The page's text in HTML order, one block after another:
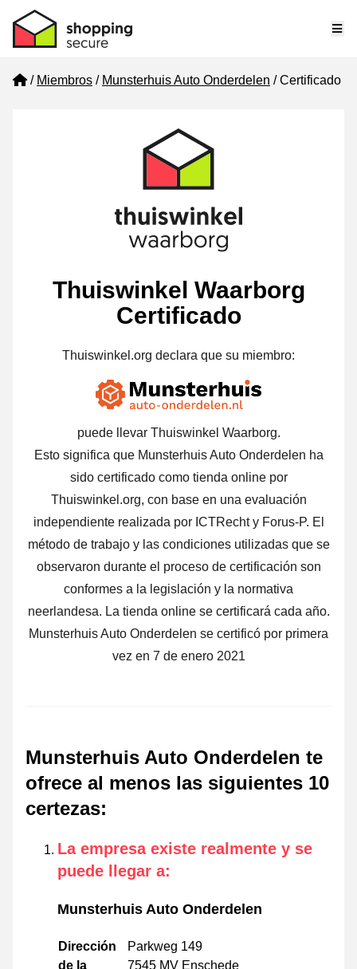
Home
Miembros Munsterhuis Auto Onderdelen Certificado
Thuiswinkel Waarborg
Certificado
Thuiswinkel.org declara que su miembro:
puede llevar Thuiswinkel Waarborg.
Esto significa que Munsterhuis Auto Onderdelen ha
sido certificado como tienda online por
Thuiswinkel.org, con base en una evaluación
independiente realizada por ICTRecht y Forus-P. El
método de trabajo y las condiciones utilizadas que se
observaron durante el proceso de certificación son
conformes a la legislación y la normativa
neerlandesa. La tienda online se certificará cada año.
Munsterhuis Auto Onderdelen se certificó por primera
vez en 7 de enero 2021
Munsterhuis Auto Onderdelen te
ofrece al menos las siguientes 10
certezas:
La empresa existe realmente y se
puede llegar a:
Munsterhuis Auto Onderdelen
Dirección
de la
Parkweg 149
7545 MV Enschede